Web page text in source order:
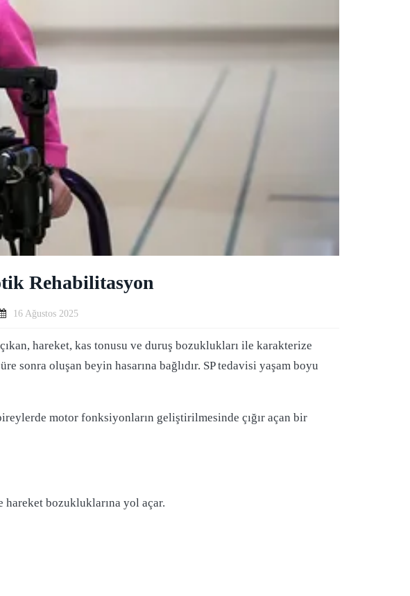
Rehabilitasyon
16 Ağustos 2025
hareket, kas tonusu ve duruş bozuklukları ile karakterize
sonra oluşan beyin hasarına bağlıdır. SP tedavisi yaşam boyu
motor fonksiyonların geliştirilmesinde çığır açan bir
hareket bozukluklarına yol açar.